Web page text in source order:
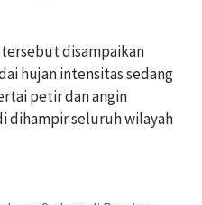
disampaikan
hujan intensitas sedang
petir dan angin
dihampir seluruh wilayah